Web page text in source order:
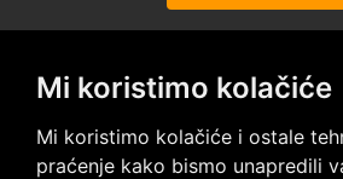
Mi koristimo kolačiće
Mi koristimo kolačiće i ostale
praćenje kako bismo unapredili
Posetite nas na društvenim